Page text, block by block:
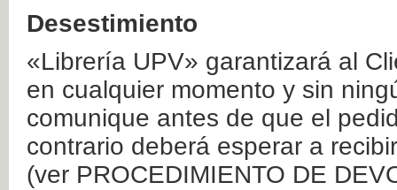
Desestimiento
«Librería UPV» garantizará al
en cualquier momento y sin
comunique antes de que el
contrario deberá esperar a
(ver PROCEDIMIENTO DE